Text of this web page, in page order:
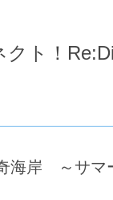
ト！
海岸 ～サマ